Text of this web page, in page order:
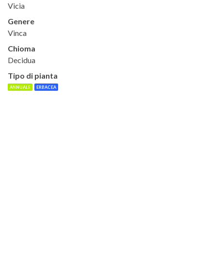
Vicia
Genere
Vinca
Chioma
Decidua
Tipo di pianta
ANNUALE ERBACEA